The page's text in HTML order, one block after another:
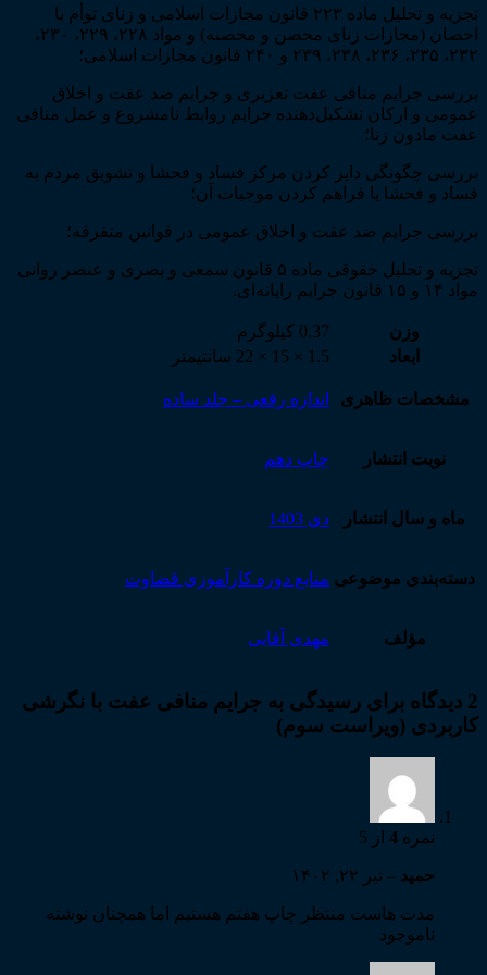
تجزیه و تحلیل ماده ۲۲۳ قانون مجازات اسلامی و زنای توأم با
احصان (مجازات زنای محصن و محصنه) و مواد ۲۲۸، ۲۲۹، ۲۳۰،
۲۳۲، ۲۳۵، ۲۳۶، ۲۳۸، ۲۳۹ و ۲۴۰ قانون مجازات اسلامی؛
بررسی جرایم منافی عفت تعزیری و جرایم ضد عفت و اخلاق
عمومی و ارکان تشکیل‌دهنده جرایم روابط نامشروع و عمل منافی
عفت مادون زنا؛
بررسی چگونگی دایر کردن مرکز فساد و فحشا و تشویق مردم به
فساد و فحشا یا فراهم کردن موجبات آن؛
بررسی جرایم ضد عفت و اخلاق عمومی در قوانین متفرقه؛
تجزیه و تحلیل حقوقی ماده ۵ قانون سمعی و بصری و عنصر روانی
مواد ۱۴ و ۱۵ قانون جرایم رایانه‌ای.
وزن
0.37 کیلوگرم
ابعاد
1.5 × 15 × 22 سانتیمتر
مشخصات ظاهری اندازه رقعی – جلد ساده
نوبت انتشار چاپ دهم
ماه و سال انتشار دی 1403
دسته‌بندی موضوعی منابع دوره کارآموزی قضاوت
مؤلف مهدی آقایی
2 دیدگاه برای
رسیدگی به جرایم منافی عفت با نگرشی
کاربردی (ویراست سوم)
نمره 4 از 5
حمید – تیر ۲۲, ۱۴۰۲
مدت هاست منتظر چاپ هفتم هستیم اما همچنان نوشته
ناموجود